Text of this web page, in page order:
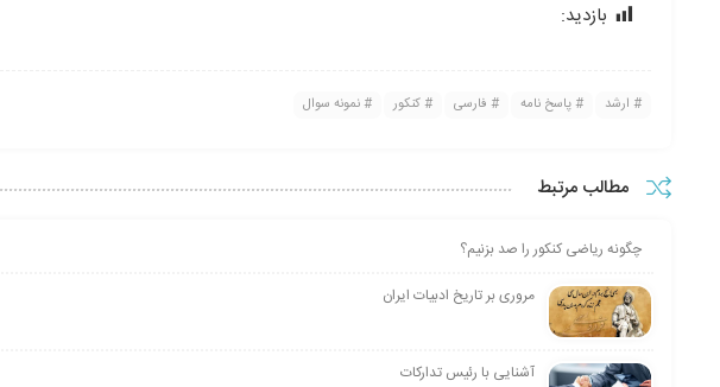
بازدید:
ارشد پاسخ نامه فارسی کنکور نمونه سوال
مطالب مرتبط
چگونه ریاضی کنکور را صد بزنیم؟
مروری بر تاریخ ادبیات ایران
آشنایی با رئیس تدارکات